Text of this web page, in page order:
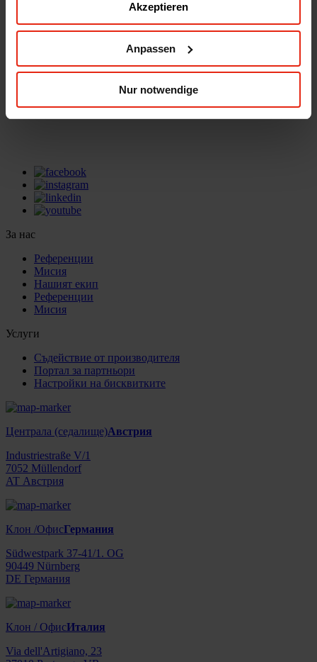
Akzeptieren
Anpassen
Nur notwendige
Energy3000 solar GmbH
energy3000.com
© Energy3000 solar GmbH 2026
Energy3000 solar GmbH
За нас
Референции
Мисия
Нашият екип
Референции
Мисия
Услуги
Съдействие от производителя
Портал за партньори
Настройки на бисквитките
Централа (седалище)Австрия
Industriestraße V/1
7052 Müllendorf
AT Австрия
Клон /ОфисГермания
Südwestpark 37-41/1. OG
90449 Nürnberg
DE Германия
Клон / ОфисИталия
Via dell'Artigiano, 23